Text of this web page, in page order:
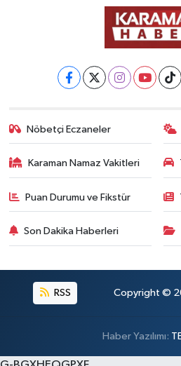
Nöbetçi Eczaneler
Karaman Namaz Vakitleri
Puan Durumu ve Fikstür
Son Dakika Haberleri
RSS Copyright ©
Haber Yazılımı: